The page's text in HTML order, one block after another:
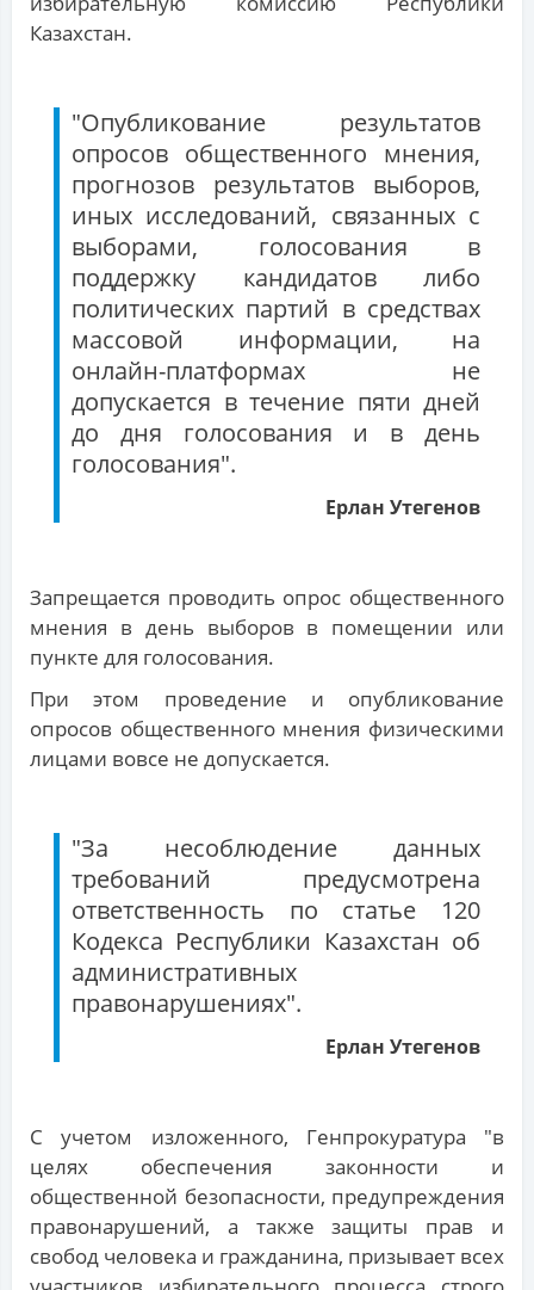
Казахстан.
"Опубликование результатов
опросов общественного мнения,
прогнозов результатов выборов,
иных исследований, связанных с
выборами, голосования в
поддержку кандидатов либо
политических партий в средствах
массовой информации, на
онлайн-платформах не
допускается в течение пяти дней
до дня голосования и в день
голосования".
Ерлан Утегенов
Запрещается проводить опрос общественного
мнения в день выборов в помещении или
пункте для голосования.
При этом проведение и опубликование
опросов общественного мнения физическими
лицами вовсе не допускается.
"За несоблюдение данных
требований предусмотрена
ответственность по статье 120
Кодекса Республики Казахстан об
административных
правонарушениях".
Ерлан Утегенов
С учетом изложенного, Генпрокуратура "в
целях обеспечения законности и
общественной безопасности, предупреждения
правонарушений, а также защиты прав и
свобод человека и гражданина, призывает всех